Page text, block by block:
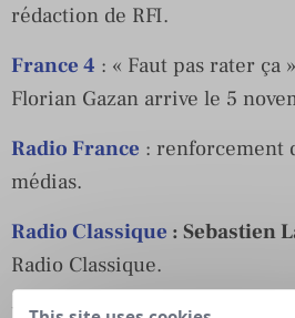
rédaction de RFI.
France 4 : « Faut pas rater ça
Florian Gazan arrive le 5
Radio France : renforcement
médias.
Radio Classique : Sebastien
Radio Classique.